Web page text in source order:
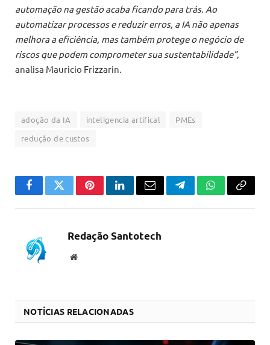
automação na gestão acaba ficando para trás. Ao
automatizar processos e reduzir erros, a IA não apenas
melhora a eficiência, mas também protege o negócio de
riscos que podem comprometer sua sustentabilidade”,
analisa Mauricio Frizzarin.
adoção da IA inteligencia artifical
PMEs
redução de custos
FacebookTwitterPinterestLinkedInEmail TelegramWhatsApp
Copiar
Redação Santotech
Website
NOTÍCIAS RELACIONADAS